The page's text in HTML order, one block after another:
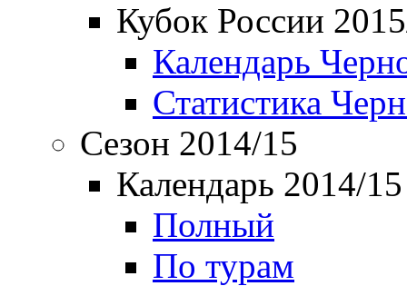
Кубок России
Календарь
Статистика
Сезон 2014/15
Календарь 2014/15
Полный
По турам